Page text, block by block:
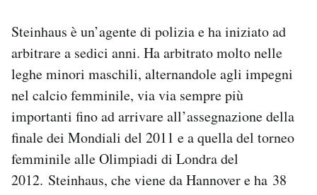
Steinhaus è un’agente di polizia e ha iniziato ad
arbitrare a sedici anni. Ha arbitrato molto nelle
leghe minori maschili, alternandole agli impegni
nel calcio femminile, via via sempre più
importanti fino ad arrivare all’assegnazione della
finale dei Mondiali del 2011 e a quella del torneo
femminile alle Olimpiadi di Londra del
2012. Steinhaus, che viene da Hannover e ha 38